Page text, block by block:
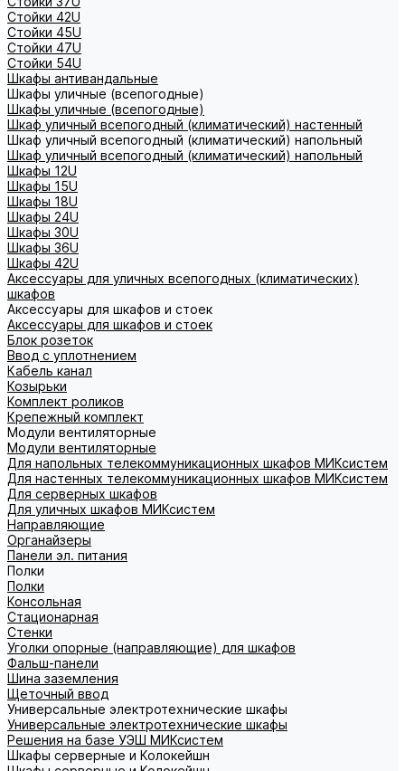
Стойки 42U
Стойки 45U
Стойки 47U
Стойки 54U
Шкафы антивандальные
Шкафы уличные (всепогодные)
Шкафы уличные (всепогодные)
Шкаф уличный всепогодный (климатический) настенный
Шкаф уличный всепогодный (климатический) напольный
Шкаф уличный всепогодный (климатический) напольный
Шкафы 12U
Шкафы 15U
Шкафы 18U
Шкафы 24U
Шкафы 30U
Шкафы 36U
Шкафы 42U
Аксессуары для уличных всепогодных (климатических)
шкафов
Аксессуары для шкафов и стоек
Аксессуары для шкафов и стоек
Блок розеток
Ввод с уплотнением
Кабель канал
Козырьки
Комплект роликов
Крепежный комплект
Модули вентиляторные
Модули вентиляторные
Для напольных телекоммуникационных шкафов МИКсистем
Для настенных телекоммуникационных шкафов МИКсистем
Для серверных шкафов
Для уличных шкафов МИКсистем
Направляющие
Органайзеры
Панели эл. питания
Полки
Полки
Консольная
Стационарная
Стенки
Уголки опорные (направляющие) для шкафов
Фальш-панели
Шина заземления
Щеточный ввод
Универсальные электротехнические шкафы
Универсальные электротехнические шкафы
Решения на базе УЭШ МИКсистем
Шкафы серверные и Колокейшн